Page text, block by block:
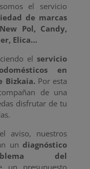
el servicio
de marcas
New Pol, Candy,
Elica…
elservicio
en
Bizkaia. Por esta
de una
disfrutar de tu
aviso, nuestros
un diagnóstico
del
un presupuesto